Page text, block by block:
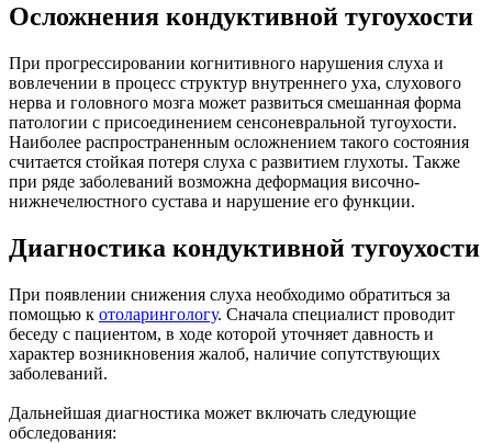
Осложнения кондуктивной тугоухости
При прогрессировании когнитивного нарушения слуха и
вовлечении в процесс структур внутреннего уха, слухового
нерва и головного мозга может развиться смешанная форма
патологии с присоединением сенсоневральной тугоухости.
Наиболее распространенным осложнением такого состояния
считается стойкая потеря слуха с развитием глухоты. Также
при ряде заболеваний возможна деформация височно-
нижнечелюстного сустава и нарушение его функции.
Диагностика кондуктивной тугоухости
При появлении снижения слуха необходимо обратиться за
помощью к отоларингологу. Сначала специалист проводит
беседу с пациентом, в ходе которой уточняет давность и
характер возникновения жалоб, наличие сопутствующих
заболеваний.
Дальнейшая диагностика может включать следующие
обследования: